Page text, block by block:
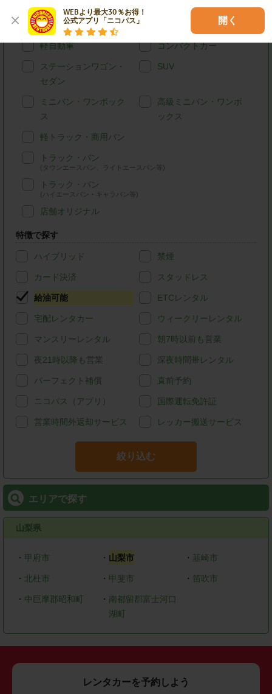
WEBより最大30％お得！
公式アプリ「ニコパス」
開く
車種別で探す
軽自動車 コンパクトカー
ステーションワゴン・
セダン
SUV
ミニバン・ワンボック
ス
高級ミニバン・ワンボ
ックス
軽トラック・商用バン
トラック・バン
(タウンエースバン、ライトエースバン等)
トラック・バン
(ハイエースバン・キャラバン等)
店舗オリジナル
特徴で探す
ハイブリッド 禁煙
カード決済 スタッドレス
給油可能 ETCレンタル
宅配レンタカー ウィークリーレンタル
マンスリーレンタル 朝7時以前も営業
夜21時以降も営業 深夜時間帯レンタル
パーフェクト補償 直前予約
ニコパス（アプリ） 国際運転免許証
営業時間外返却サービス レッカー搬送サービス
絞り込む
エリアで探す
山梨県
・ 甲府市 ・ 山梨市 ・ 韮崎市
・ 北杜市 ・ 甲斐市 ・ 笛吹市
・ 中巨摩郡昭和町 ・ 南都留郡富士河口
湖町
レンタカーを予約しよう